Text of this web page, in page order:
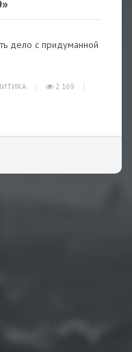
дело с придуманной
2 169